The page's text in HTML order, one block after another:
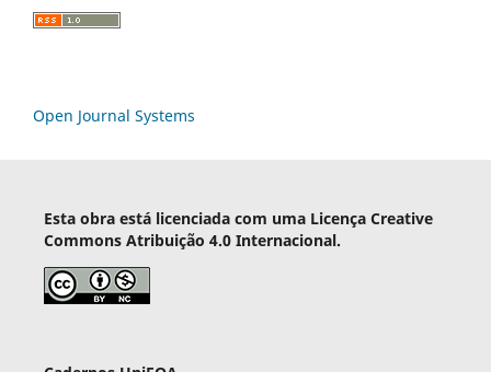
Open Journal Systems
Esta obra está licenciada com uma Licença Creative
Commons Atribuição 4.0 Internacional.